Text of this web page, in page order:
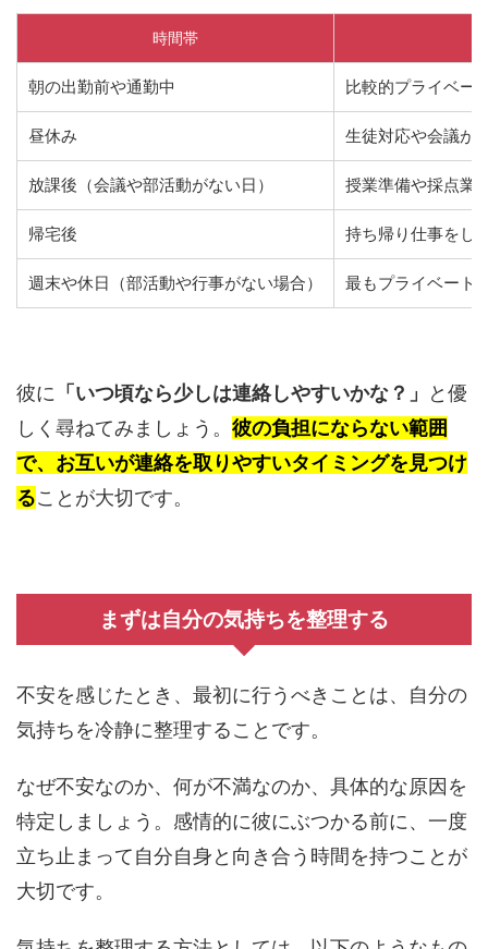
時間帯
朝の出勤前や通勤中 比較的プライベー
昼休み 生徒対応や会議が
放課後（会議や部活動がない日） 授業準備や採点業
帰宅後 持ち帰り仕事をし
週末や休日（部活動や行事がない場合） 最もプライベート
彼に 「いつ頃なら少しは連絡しやすいかな？」
と優
しく尋ねてみましょう。 彼の負担にならない範囲
で、お互いが連絡を取りやすいタイミングを見つけ
ることが大切です。
まずは自分の気持ちを整理する
不安を感じたとき、最初に行うべきことは、自分の
気持ちを冷静に整理することです。
なぜ不安なのか、何が不満なのか、具体的な原因を
特定しましょう。感情的に彼にぶつかる前に、一度
立ち止まって自分自身と向き合う時間を持つことが
大切です。